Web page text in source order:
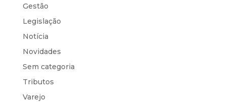
Gestão
Legislação
Notícia
Novidades
Sem categoria
Tributos
Varejo